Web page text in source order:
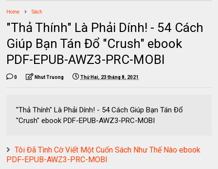
Home Sách
"Thả Thính" Là Phải Dính! - 54 Cách
Giúp Bạn Tán Đổ "Crush" ebook
PDF-EPUB-AWZ3-PRC-MOBI
0 Nhut Truong Thứ Hai, 23 tháng 8, 2021
"Thả Thính" Là Phải Dính! - 54 Cách Giúp Bạn Tán Đổ
"Crush" ebook PDF-EPUB-AWZ3-PRC-MOBI
Tôi Đã Tình Cờ Viết Một Cuốn Sách Như Thế Nào ebook
PDF-EPUB-AWZ3-PRC-MOBI